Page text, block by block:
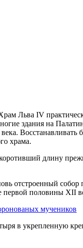
Льва IV
здания на
храма.
длину
отстроенный
половины XII
в укрепленную